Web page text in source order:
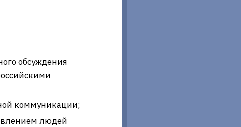
обсуждения
коммуникации;
людей